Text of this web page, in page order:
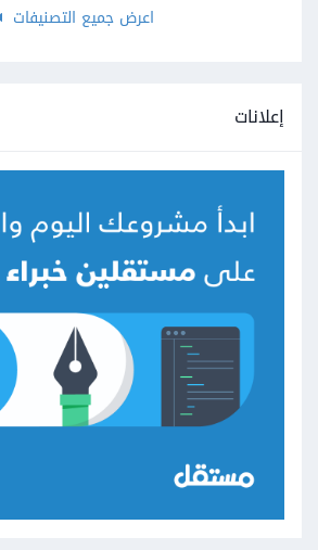
اعرض جميع التصنيفات
إعلانات